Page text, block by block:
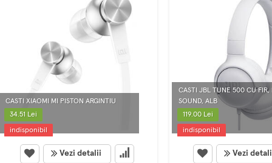
CASTI XIAOMI MI PISTON ARGINTIU
34.51 Lei
indisponibil
Vezi detalii
CASTI JBL TUNE 500 CU FIR,
SOUND, ALB
119.00 Lei
indisponibil
Vezi